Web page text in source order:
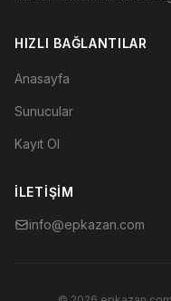
HIZLI BAĞLANTILAR
Anasayfa
Sunucular
Kayıt Ol
İLETIŞIM
info@epkazan.com